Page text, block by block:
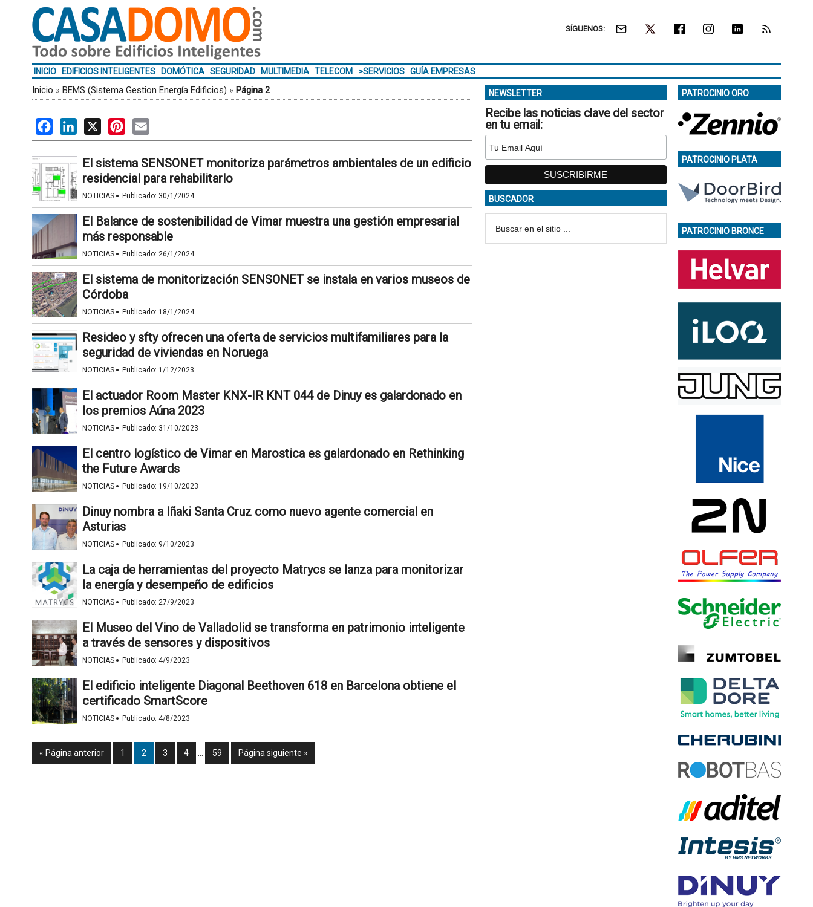
SÍGUENOS:
INICIO EDIFICIOS INTELIGENTES DOMÓTICA SEGURIDAD MULTIMEDIA TELECOM >SERVICIOS GUÍA EMPRESAS
Inicio » BEMS (Sistema Gestion Energía Edificios) » Página 2
FacebookLinkedIn
X PinterestEmail
El sistema SENSONET monitoriza parámetros ambientales de un edificio
residencial para rehabilitarlo
NOTICIAS · Publicado: 30/1/2024
El Balance de sostenibilidad de Vimar muestra una gestión empresarial
más responsable
NOTICIAS · Publicado: 26/1/2024
El sistema de monitorización SENSONET se instala en varios museos de
Córdoba
NOTICIAS · Publicado: 18/1/2024
Resideo y sfty ofrecen una oferta de servicios multifamiliares para la
seguridad de viviendas en Noruega
NOTICIAS · Publicado: 1/12/2023
El actuador Room Master KNX-IR KNT 044 de Dinuy es galardonado en
los premios Aúna 2023
NOTICIAS · Publicado: 31/10/2023
El centro logístico de Vimar en Marostica es galardonado en Rethinking
the Future Awards
NOTICIAS · Publicado: 19/10/2023
Dinuy nombra a Iñaki Santa Cruz como nuevo agente comercial en
Asturias
NOTICIAS · Publicado: 9/10/2023
La caja de herramientas del proyecto Matrycs se lanza para monitorizar
la energía y desempeño de edificios
NOTICIAS · Publicado: 27/9/2023
El Museo del Vino de Valladolid se transforma en patrimonio inteligente
a través de sensores y dispositivos
NOTICIAS · Publicado: 4/9/2023
El edificio inteligente Diagonal Beethoven 618 en Barcelona obtiene el
certificado SmartScore
NOTICIAS · Publicado: 4/8/2023
« Página anterior 1 2 3 4 59 Página siguiente »
NEWSLETTER
Recibe las noticias clave del sector
en tu email:
BUSCADOR
PATROCINIO ORO
PATROCINIO PLATA
PATROCINIO BRONCE